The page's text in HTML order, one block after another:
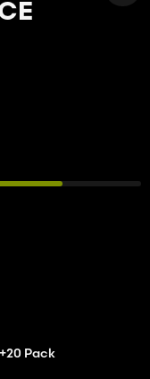
Pack